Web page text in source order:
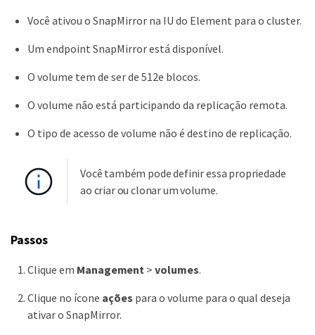
Você ativou o SnapMirror na IU do Element para o cluster.
Um endpoint SnapMirror está disponível.
O volume tem de ser de 512e blocos.
O volume não está participando da replicação remota.
O tipo de acesso de volume não é destino de replicação.
Você também pode definir essa propriedade
ao criar ou clonar um volume.
Passos
Clique em Management >volumes.
Clique no ícone ações para o volume para o qual deseja
ativar o SnapMirror.